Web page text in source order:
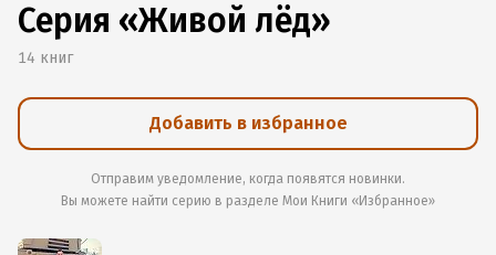
Серия «Живой лёд»
14 книг
Добавить в избранное
Отправим уведомление, когда появятся новинки.
Вы можете найти серию в разделе Мои Книги «Избранное»